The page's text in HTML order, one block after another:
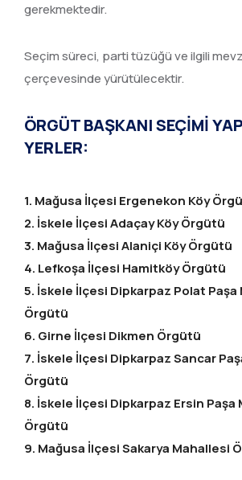
gerekmektedir.
Seçim süreci, parti tüzüğü ve ilgili
çerçevesinde yürütülecektir.
ÖRGÜT BAŞKANI SEÇİMİ
YERLER:
1. Mağusa İlçesi Ergenekon Köy
2. İskele İlçesi Adaçay Köy Örgütü
3. Mağusa İlçesi Alaniçi Köy Örgütü
4. Lefkoşa İlçesi Hamitköy Örgütü
5. İskele İlçesi Dipkarpaz Polat Paşa
Örgütü
6. Girne İlçesi Dikmen Örgütü
7. İskele İlçesi Dipkarpaz Sancar
Örgütü
8. İskele İlçesi Dipkarpaz Ersin Paşa
Örgütü
9. Mağusa İlçesi Sakarya Mahallesi